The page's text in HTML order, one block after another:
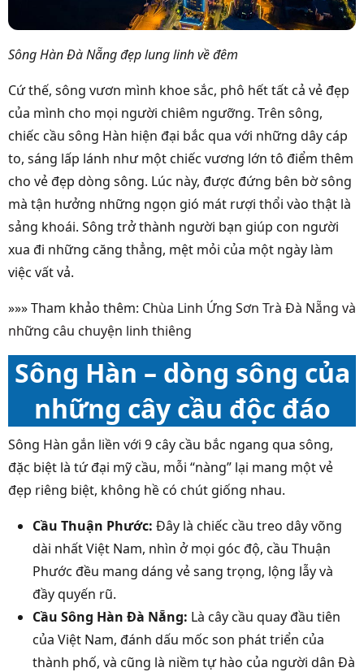
Sông Hàn Đà Nẵng đẹp lung linh về đêm
Cứ thế, sông vươn mình khoe sắc, phô hết tất cả vẻ đẹp
của mình cho mọi người chiêm ngưỡng. Trên sông,
chiếc cầu sông Hàn hiện đại bắc qua với những dây cáp
to, sáng lấp lánh như một chiếc vương lớn tô điểm thêm
cho vẻ đẹp dòng sông. Lúc này, được đứng bên bờ sông
mà tận hưởng những ngọn gió mát rượi thổi vào thật là
sảng khoái. Sông trở thành người bạn giúp con người
xua đi những căng thẳng, mệt mỏi của một ngày làm
việc vất vả.
»»» Tham khảo thêm: Chùa Linh Ứng Sơn Trà Đà Nẵng và
những câu chuyện linh thiêng
Sông Hàn – dòng sông của
những cây cầu độc đáo
Sông Hàn gắn liền với 9 cây cầu bắc ngang qua sông,
đặc biệt là tứ đại mỹ cầu, mỗi “nàng” lại mang một vẻ
đẹp riêng biệt, không hề có chút giống nhau.
Cầu Thuận Phước: Đây là chiếc cầu treo dây võng
dài nhất Việt Nam, nhìn ở mọi góc độ, cầu Thuận
Phước đều mang dáng vẻ sang trọng, lộng lẫy và
đầy quyến rũ.
Cầu Sông Hàn Đà Nẵng: Là cây cầu quay đầu tiên
của Việt Nam, đánh dấu mốc son phát triển của
thành phố, và cũng là niềm tự hào của người dân Đà